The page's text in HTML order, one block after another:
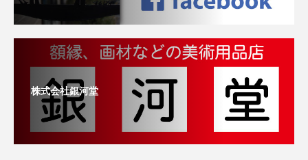
株式会社銀河堂